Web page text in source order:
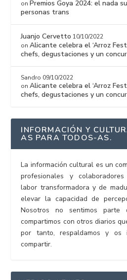
on Premios Goya 2024: el nada
personas trans
Juanjo Cervetto 10/10/2022
onAlicante celebra el ‘Arroz
chefs, degustaciones y un
Sandro 09/10/2022
onAlicante celebra el ‘Arroz
chefs, degustaciones y un
INFORMACIÓN Y
AS PARA TODOS-AS.
La información cultural es un
profesionales y
labor transformadora y de
elevar la capacidad de
Nosotros no sentimos
compartimos con otros diarios
por tanto, respaldamos y
compartir.